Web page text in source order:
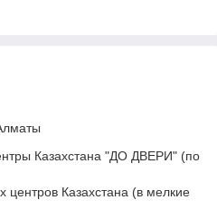
Казахстана "ДО ДВЕРИ" (по
центров Казахстана (в мелкие